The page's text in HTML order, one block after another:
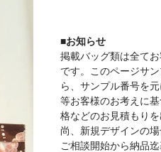
■お知らせ
掲載バッグ類は全て
です。このページサ
ら、サンプル番号を
等お客様のお考えに
格などのお見積もりを
尚、新規デザインの
ご相談開始から納品